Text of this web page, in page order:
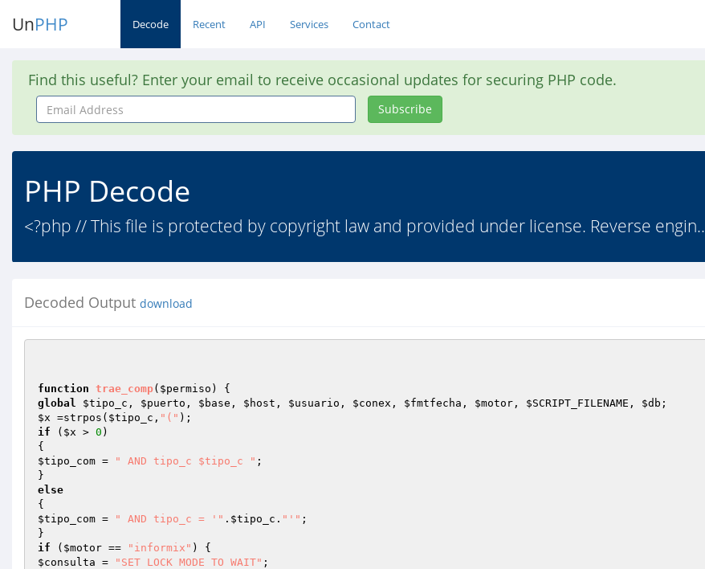
UnPHP Decode Recent API Services Contact
Find this useful? Enter your email to receive occasional updates for securing PHP code.
Email
Address
Subscribe
PHP Decode
<?php // This file is protected by copyright law and provided under license. Reverse engin..
Decoded Output download
function trae_comp( $permiso )
global
$tipo_c , $puerto , $base , $host , $usuario , $conex , $fmtfecha , $motor , $SCRIPT_FILENAME , $db
$x =strpos( $tipo_c , "("
if ( $x > 0 )
$tipo_com = " AND tipo_c $tipo_c " ;
else
$tipo_com = " AND tipo_c = '" . $tipo_c . "'" ;
if ( $motor == "informix"
$consulta = "SET LOCK MODE TO WAIT" ;